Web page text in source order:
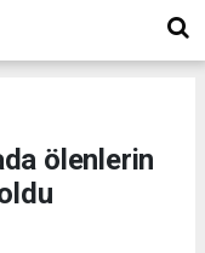
ölenlerin